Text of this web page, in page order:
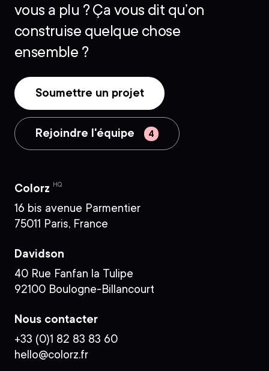
vous a plu ? Ça vous dit qu’on
construise quelque chose
ensemble ?
Soumettre un projet
Rejoindre l'équipe
Colorz HQ
16 bis avenue Parmentier
75011 Paris, France
Davidson
40 Rue Fanfan la Tulipe
92100 Boulogne-Billancourt
Nous contacter
+33 (0)1 82 83 83 60
hello@colorz.fr